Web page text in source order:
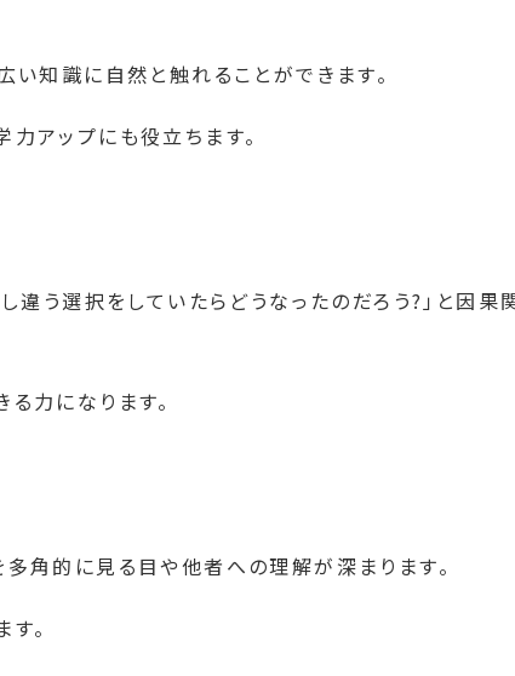
い知識に自然と触れることができます。
アップにも役立ちます。
違う選択をしていたらどうなったのだろう?」と因果
力になります。
角的に見る目や他者への理解が深まります。
。